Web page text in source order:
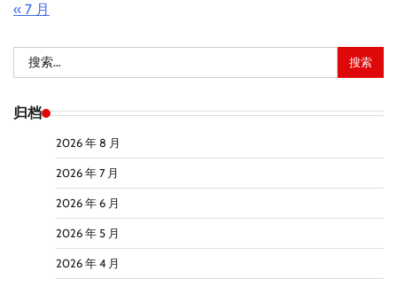
« 7 月
索：
归档
2026 年 8 月
2026 年 7 月
2026 年 6 月
2026 年 5 月
2026 年 4 月